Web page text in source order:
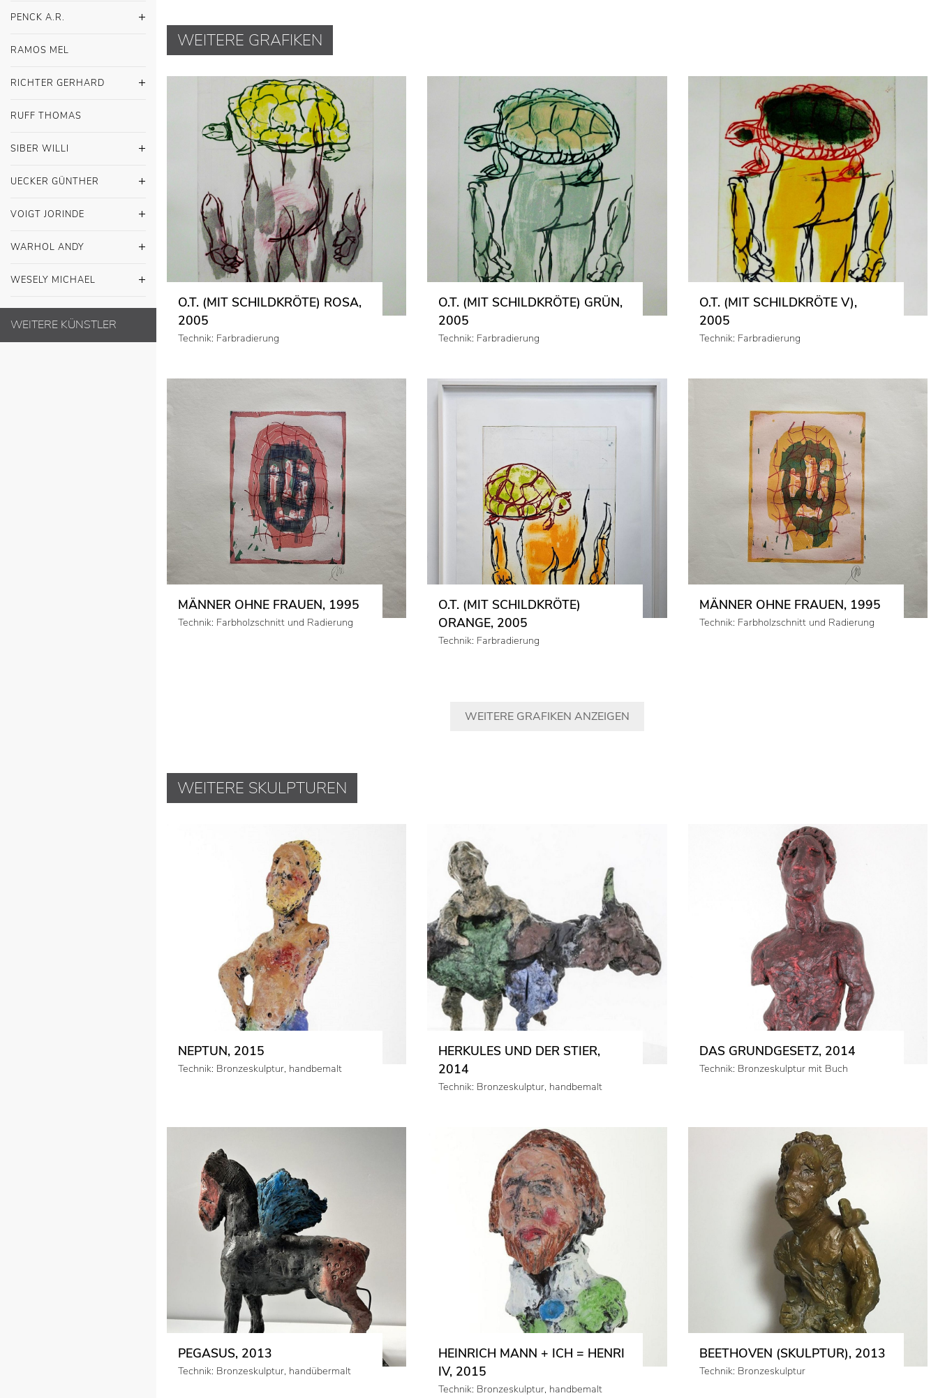
PENCK A.R.
RAMOS MEL
RICHTER GERHARD
RUFF THOMAS
SIBER WILLI
UECKER GÜNTHER
VOIGT JORINDE
WARHOL ANDY
WESELY MICHAEL
WEITERE KÜNSTLER
WEITERE GRAFIKEN
O.T. (MIT SCHILDKRÖTE) ROSA,
2005
Technik: Farbradierung
O.T. (MIT SCHILDKRÖTE) GRÜN,
2005
Technik: Farbradierung
O.T. (MIT SCHILDKRÖTE V),
2005
Technik: Farbradierung
MÄNNER OHNE FRAUEN, 1995
Technik: Farbholzschnitt und Radierung
O.T. (MIT SCHILDKRÖTE)
ORANGE, 2005
Technik: Farbradierung
MÄNNER OHNE FRAUEN, 1995
Technik: Farbholzschnitt und Radierung
WEITERE GRAFIKEN ANZEIGEN
WEITERE SKULPTUREN
NEPTUN, 2015
Technik: Bronzeskulptur, handbemalt
HERKULES UND DER STIER,
2014
Technik: Bronzeskulptur, handbemalt
DAS GRUNDGESETZ, 2014
Technik: Bronzeskulptur mit Buch
PEGASUS, 2013
Technik: Bronzeskulptur, handübermalt
HEINRICH MANN + ICH = HENRI
IV, 2015
Technik: Bronzeskulptur, handbemalt
BEETHOVEN (SKULPTUR), 2013
Technik: Bronzeskulptur